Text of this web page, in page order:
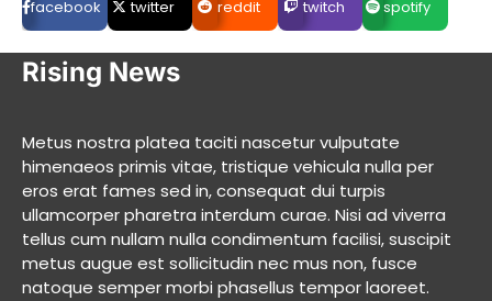
facebook twitter reddit twitch spotify
Rising News
Metus nostra platea taciti nascetur vulputate
himenaeos primis vitae, tristique vehicula nulla per
eros erat fames sed in, consequat dui turpis
ullamcorper pharetra interdum curae. Nisi ad viverra
tellus cum nullam nulla condimentum facilisi, suscipit
metus augue est sollicitudin nec mus non, fusce
natoque semper morbi phasellus tempor laoreet.